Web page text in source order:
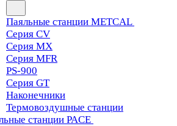
Паяльные станции METCAL
Серия CV
Серия MX
Серия MFR
PS-900
Серия GT
Наконечники
Термовоздушные станции
станции PACE